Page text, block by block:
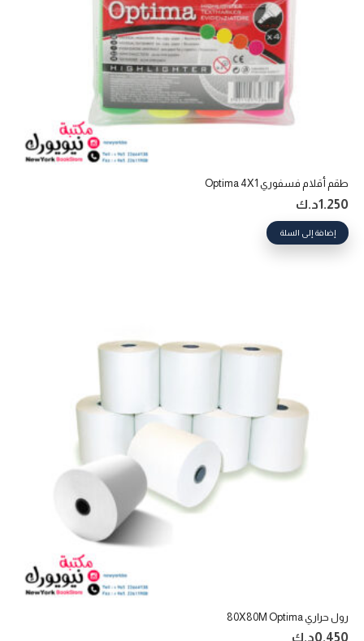
طقم أقلام فسفوري Optima 4X1
1.250د.ك
إضافة إلى السلة
رول حراري 80X80M Optima
0.450د.ك